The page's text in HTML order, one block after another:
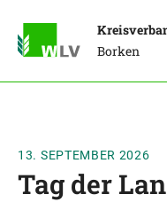
Borken
13. SEPTEMBER 2026
Tag der